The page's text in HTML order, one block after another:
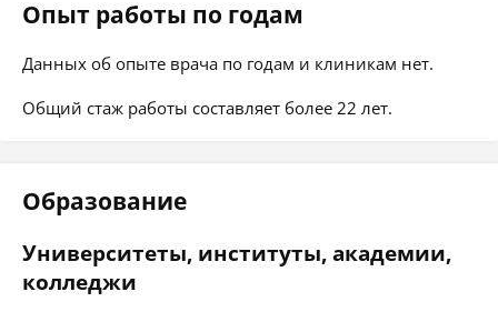
Опыт работы по годам
Данных об опыте врача по годам и клиникам нет.
Общий стаж работы составляет более 22 лет.
Образование
Университеты, институты, академии,
колледжи